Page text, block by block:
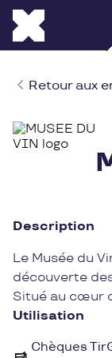
Retour aux
Description
Le Musée du
découverte
Situé au cœur
immersion
dégustations
Utilisation
Chèques